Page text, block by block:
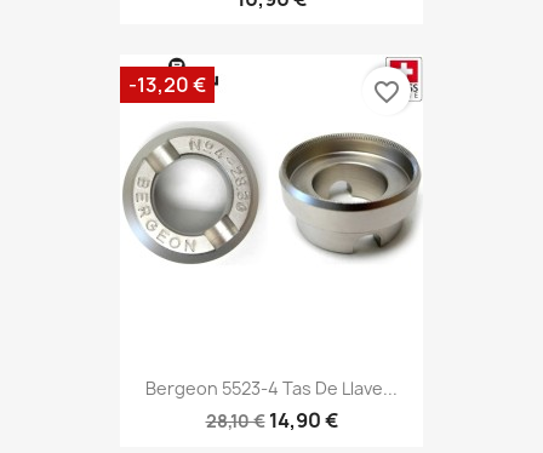
Bergeon 5523-4 Tas De Llave...
28,10 € 14,90 €
-13,20 € favorite_border